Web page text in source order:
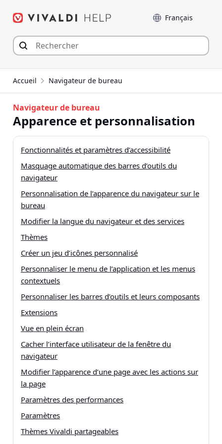
Langue
Accueil Navigateur de bureau
Navigateur de bureau
Apparence et personnalisation
Fonctionnalités et paramètres d’accessibilité
Masquage automatique des barres d’outils du
navigateur
Personnalisation de l’apparence du navigateur sur le
bureau
Modifier la langue du navigateur et des services
Thèmes
Créer un jeu d’icônes personnalisé
Personnaliser le menu de l’application et les menus
contextuels
Personnaliser les barres d’outils et leurs composants
Extensions
Vue en plein écran
Cacher l’interface utilisateur de la fenêtre du
navigateur
Modifier l’apparence d’une page avec les actions sur
la page
Paramètres des performances
Paramètres
Thèmes Vivaldi partageables